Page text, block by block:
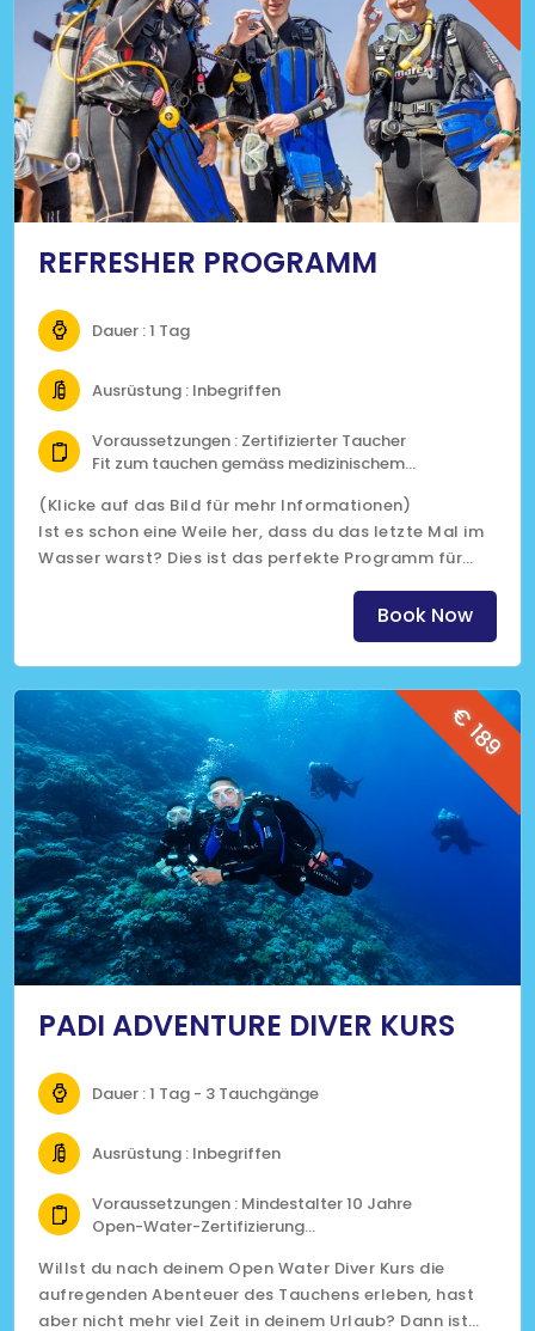
REFRESHER PROGRAMM
Dauer : 1 Tag
Ausrüstung : Inbegriffen
Voraussetzungen : Zertifizierter Taucher
Fit zum tauchen gemäss medizinischem
(Klicke auf das Bild für mehr Informationen)
Ist es schon eine Weile her, dass du das letzte Mal im
Wasser warst? Dies ist das perfekte Programm für
deine Fähigkeiten etwas eingerostet sind und du sie
Book Now
€ 189
PADI ADVENTURE DIVER KURS
Dauer : 1 Tag - 3 Tauchgänge
Ausrüstung : Inbegriffen
Voraussetzungen : Mindestalter 10 Jahre
Open-Water-Zertifizierung
Fragebogen
Willst du nach deinem Open Water Diver Kurs die
aufregenden Abenteuer des Tauchens erleben, hast
aber nicht mehr viel Zeit in deinem Urlaub? Dann ist